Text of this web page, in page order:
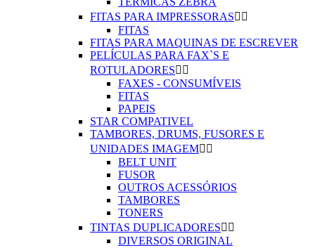
FITAS PARA IMPRESSORAS 
FITAS
FITAS PARA MAQUINAS DE ESCREVER
PELÍCULAS PARA FAX`S E
ROTULADORES 
FAXES - CONSUMÍVEIS
FITAS
PAPEIS
STAR COMPATIVEL
TAMBORES, DRUMS, FUSORES E
UNIDADES IMAGEM 
BELT UNIT
FUSOR
OUTROS ACESSÓRIOS
TAMBORES
TONERS
TINTAS DUPLICADORES 
DIVERSOS ORIGINAL